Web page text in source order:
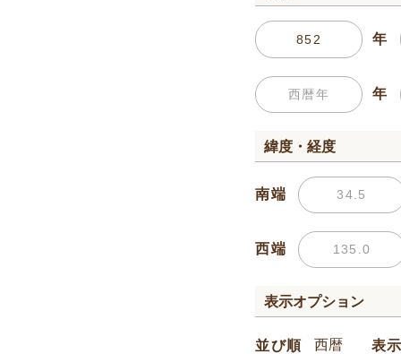
年
年
緯度・経度
南端
西端
表示オプション
並び順 表